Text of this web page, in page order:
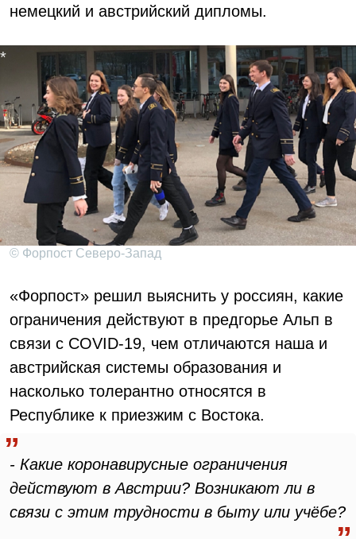
немецкий и австрийский дипломы.
© Форпост Северо-Запад
«Форпост» решил выяснить у россиян, какие
ограничения действуют в предгорье Альп в
связи с COVID-19, чем отличаются наша и
австрийская системы образования и
насколько толерантно относятся в
Республике к приезжим с Востока.
- Какие коронавирусные ограничения
действуют в Австрии? Возникают ли в
связи с этим трудности в быту или учёбе?